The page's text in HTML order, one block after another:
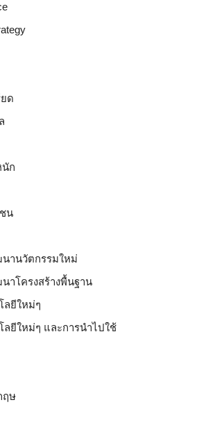
ด
นัก
น
านวัตกรรมใหม่
าโครงสร้างพื้นฐาน
ลยีใหม่ๆ
ลยีใหม่ๆ และการนำไปใช้
ฤษ